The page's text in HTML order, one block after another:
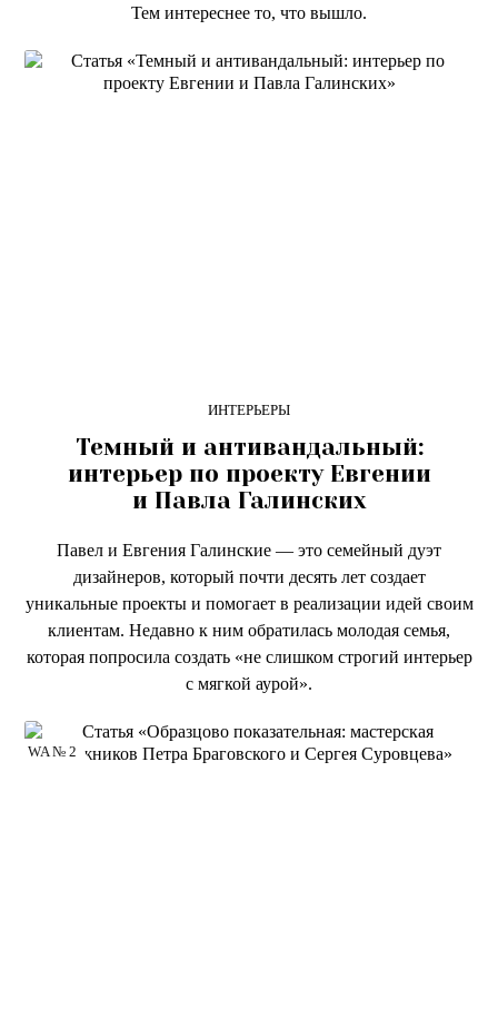
Тем интереснее то, что вышло.
ИНТЕРЬЕРЫ
Темный и антивандальный:
интерьер по проекту Евгении
и Павла Галинских
Павел и Евгения Галинские — это семейный дуэт
дизайнеров, который почти десять лет создает
уникальные проекты и помогает в реализации идей своим
клиентам. Недавно к ним обратилась молодая семья,
которая попросила создать «не слишком строгий интерьер
с мягкой аурой».
WA № 2